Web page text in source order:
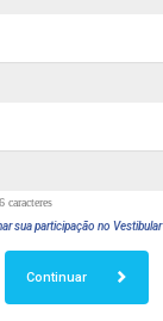
caracteres
sua participação no Vestibular
Continuar